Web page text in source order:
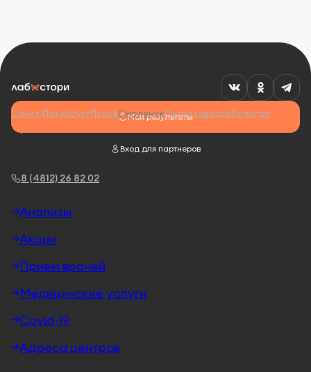
8 (4812) 26 82 02
Мои результаты
Вход для партнеров
Санкт-ПетербургПсковСмоленскПетрозаводскВологда
Анализы
Акции
Прием врачей
Медицинские услуги
Covid-19
Адреса центров